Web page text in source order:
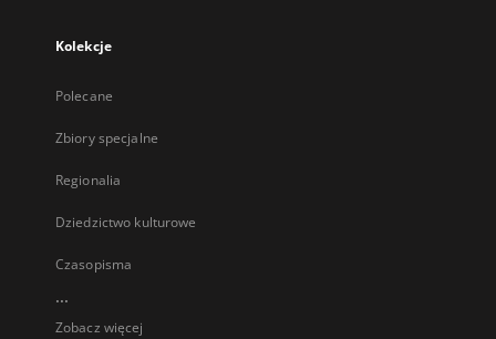
Kolekcje
Polecane
Zbiory specjalne
Regionalia
Dziedzictwo kulturowe
Czasopisma
...
Zobacz więcej